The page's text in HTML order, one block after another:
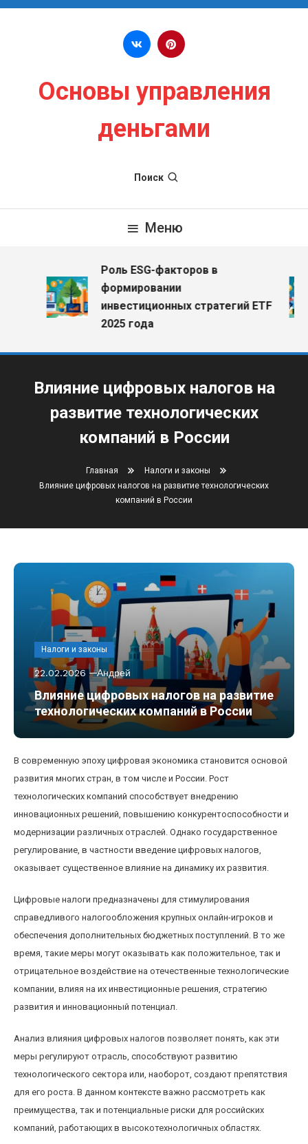
Перейти к содержимому
Основы управления
деньгами
Поиск
Меню
Роль ESG-факторов в
формировании
инвестиционных стратегий ETF
2025 года
Влияние цифровых налогов на
развитие технологических
компаний в России
Главная
Налоги и законы
Влияние цифровых налогов на развитие технологических
компаний в России
Налоги и законы
22.02.2026 Андрей
Влияние цифровых налогов на развитие
технологических компаний в России
В современную эпоху цифровая экономика становится основой
развития многих стран, в том числе и России. Рост
технологических компаний способствует внедрению
инновационных решений, повышению конкурентоспособности и
модернизации различных отраслей. Однако государственное
регулирование, в частности введение цифровых налогов,
оказывает существенное влияние на динамику их развития.
Цифровые налоги предназначены для стимулирования
справедливого налогообложения крупных онлайн-игроков и
обеспечения дополнительных бюджетных поступлений. В то же
время, такие меры могут оказывать как положительное, так и
отрицательное воздействие на отечественные технологические
компании, влияя на их инвестиционные решения, стратегию
развития и инновационный потенциал.
Анализ влияния цифровых налогов позволяет понять, как эти
меры регулируют отрасль, способствуют развитию
технологического сектора или, наоборот, создают препятствия
для его роста. В данном контексте важно рассмотреть как
преимущества, так и потенциальные риски для российских
компаний, работающих в высокотехнологичных областях.